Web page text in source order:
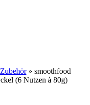
Zubehör» smoothfood
(6 Nutzen à 80g)